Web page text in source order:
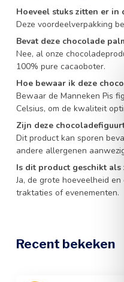
Hoeveel stuks zitten er in
Deze voordeelverpakking
Bevat deze chocolade
Nee, al onze
100% pure cacaoboter.
Hoe bewaar ik deze
Bewaar de Manneken Pis
Celsius, om de kwaliteit
Zijn deze
Dit product kan sporen
andere allergenen
Is dit product geschikt
Ja, de grote hoeveelheid
traktaties of evenementen.
Recent bekeken